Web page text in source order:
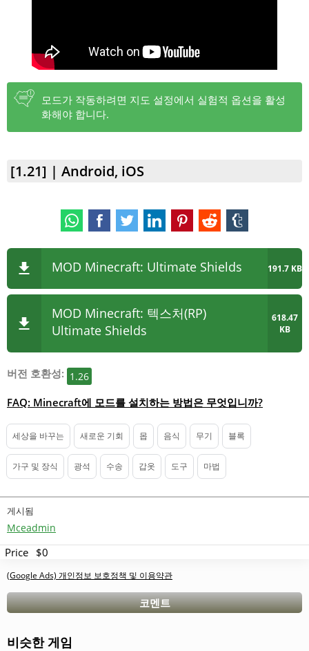
모드가 작동하려면 지도 설정에서 실험적 옵션을 활성
화해야 합니다.
[1.21] | Android, iOS
MOD Minecraft: Ultimate Shields 191.7 KB
MOD Minecraft: 텍스처(RP)
Ultimate Shields
618.47
KB
버전 호환성: 1.26
FAQ: Minecraft에 모드를 설치하는 방법은 무엇입니까?
세상을 바꾸는 새로운 기회 몹 음식 무기 블록
가구 및 장식 광석 수송 갑옷 도구 마법
게시됨
Mceadmin
Price $0
(Google Ads) 개인정보 보호정책 및 이용약관
코멘트
비슷한 게임